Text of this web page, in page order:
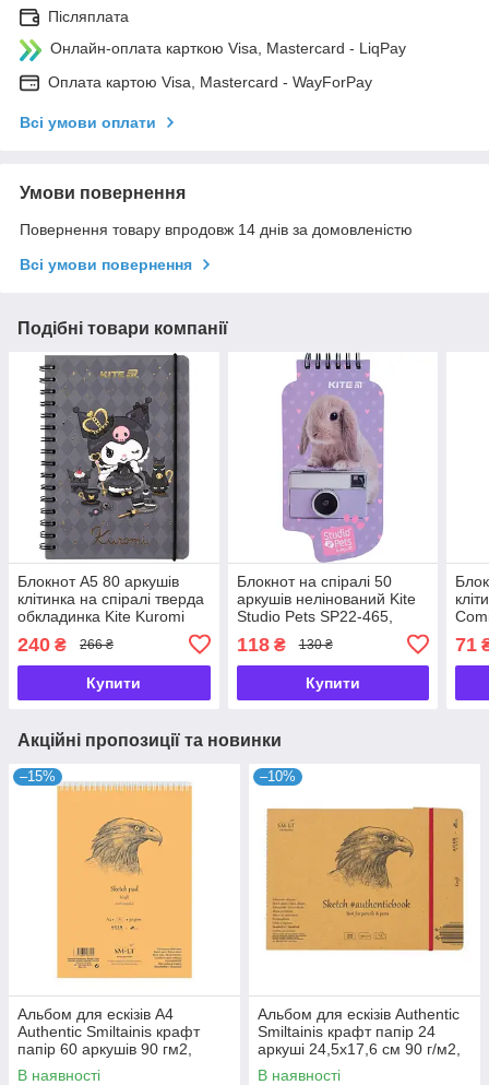
Післяплата
Онлайн-оплата карткою Visa, Mastercard - LiqPay
Оплата картою Visa, Mastercard - WayForPay
Всі умови оплати
Умови повернення
Повернення товару впродовж 14 днів за домовленістю
Всі умови повернення
Подібні товари компанії
Блокнот A5 80 аркушів
клітинка на спіралі тверда
обкладинка Kite Kuromi
240 ₴ 266 ₴
Купити
Блокнот на спіралі 50
аркушів нелінований Kite
Studio Pets SP22-465,
118₴ 130 ₴
Купити
71
Акційні пропозиції та новинки
–15%
Альбом для ескізів А4
Authentic Smiltainis крафт
папір 60 аркушів 90 гм2,
587439
В наявності
–10%
Альбом для ескізів Authentic
Smiltainis крафт папір 24
аркуші 24,5х17,6 см 90 г/м2,
587644
В наявності